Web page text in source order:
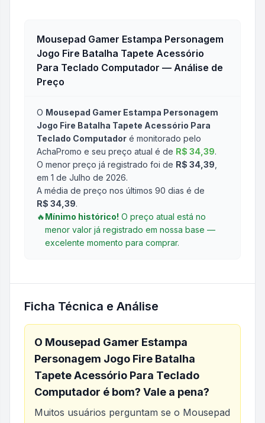
Mousepad Gamer Estampa Personagem
Jogo Fire Batalha Tapete Acessório
Para Teclado Computador — Análise de
Preço
O Mousepad Gamer Estampa Personagem
Jogo Fire Batalha Tapete Acessório Para
Teclado Computador é monitorado pelo
AchaPromo e seu preço atual é de R$ 34,39.
O menor preço já registrado foi de R$ 34,39
em 1 de Julho de 2026.
A média de preço nos últimos 90 dias é de
R$ 34,39.
🔥Mínimo histórico! O preço atual está no
menor valor já registrado em nossa base —
excelente momento para comprar.
Ficha Técnica e Análise
O Mousepad Gamer Estampa
Personagem Jogo Fire Batalha
Tapete Acessório Para Teclado
Computador é bom? Vale a pena?
Muitos usuários perguntam se o Mousepad